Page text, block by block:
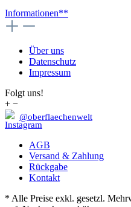
Informationen**
Über uns
Datenschutz
Impressum
Folgt uns!
+ −
@oberflaechenwelt
AGB
Versand & Zahlung
Rückgabe
Kontakt
* Alle Preise exkl. gesetzl.